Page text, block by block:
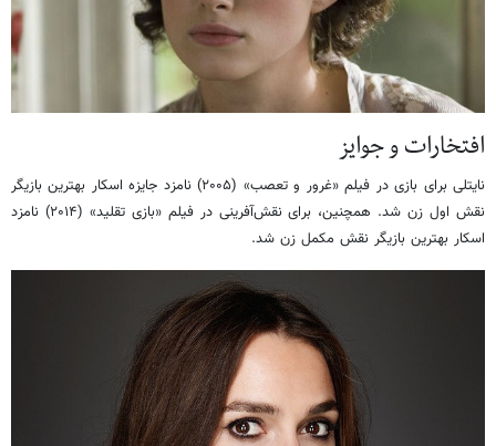
افتخارات و جوایز
نایتلی برای بازی در فیلم «غرور و تعصب» (۲۰۰۵) نامزد جایزه اسکار بهترین بازیگر
نقش اول زن شد. همچنین، برای نقش‌آفرینی در فیلم «بازی تقلید» (۲۰۱۴) نامزد
اسکار بهترین بازیگر نقش مکمل زن شد.